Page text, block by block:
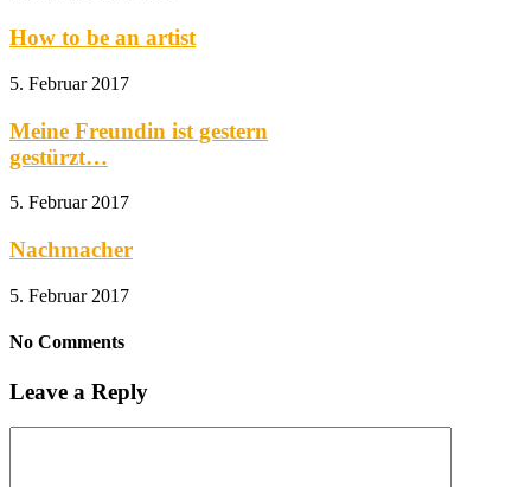
How to be an artist
5. Februar 2017
Meine Freundin ist gestern
gestürzt…
5. Februar 2017
Nachmacher
5. Februar 2017
No Comments
Leave a Reply